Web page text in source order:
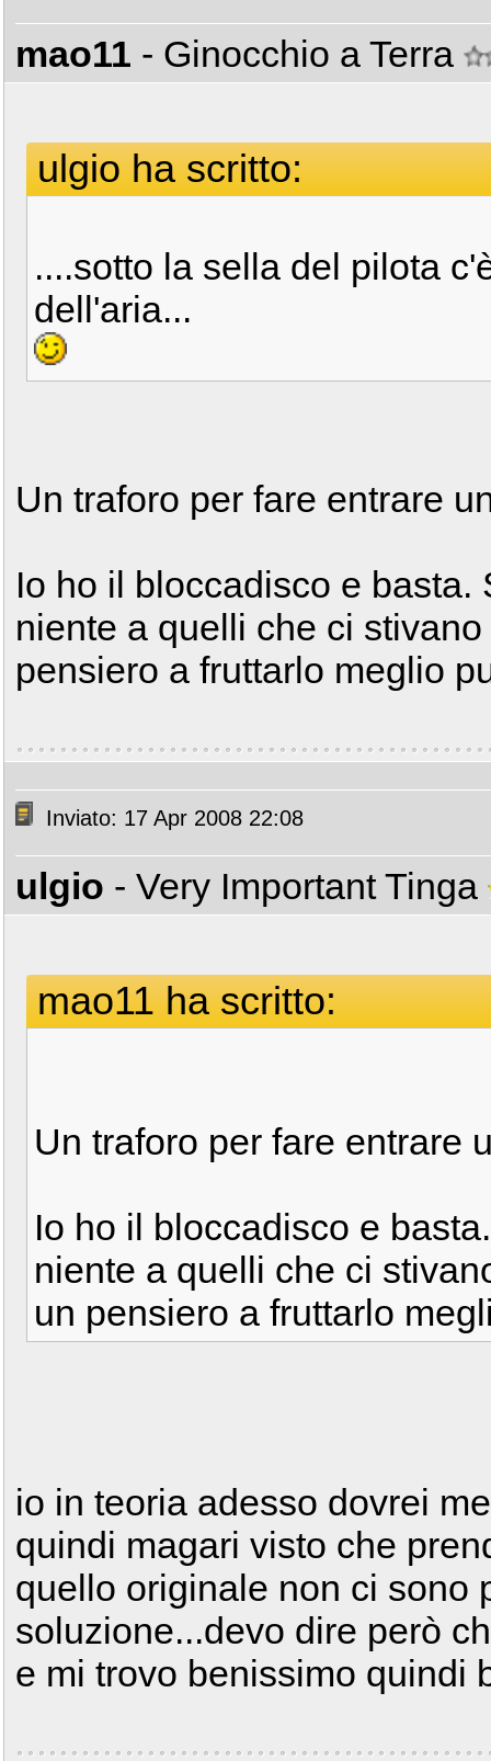
mao11 - Ginocchio a Terra
ulgio ha scritto:
....sotto la sella del pilota
dell'aria...
Un traforo per fare entrare
Io ho il bloccadisco e basta.
niente a quelli che ci
pensiero a fruttarlo meglio
Inviato: 17 Apr 2008 22:08
ulgio - Very Important Tinga
mao11 ha scritto:
Un traforo per fare entrare
Io ho il bloccadisco e
niente a quelli che ci
un pensiero a fruttarlo
io in teoria adesso dovrei
quindi magari visto che
quello originale non ci sono
soluzione...devo dire però
e mi trovo benissimo quindi